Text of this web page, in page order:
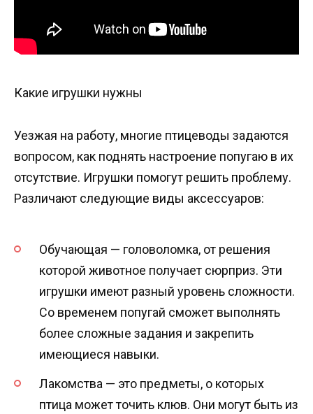
Какие игрушки нужны
Уезжая на работу, многие птицеводы задаются
вопросом, как поднять настроение попугаю в их
отсутствие. Игрушки помогут решить проблему.
Различают следующие виды аксессуаров:
Обучающая — головоломка, от решения
которой животное получает сюрприз. Эти
игрушки имеют разный уровень сложности.
Со временем попугай сможет выполнять
более сложные задания и закрепить
имеющиеся навыки.
Лакомства — это предметы, о которых
птица может точить клюв. Они могут быть из